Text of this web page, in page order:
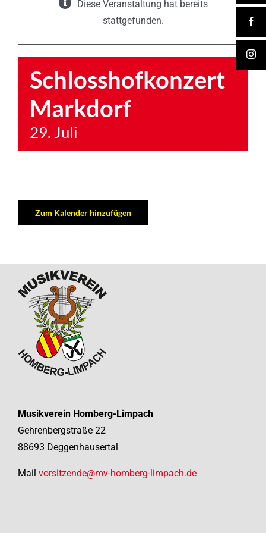
Diese Veranstaltung hat bereits
stattgefunden.
Schlosshofkonzert
Markdorf
29. Juli
Zum Kalender hinzufügen
Verabschiedung Pfarrer Schmidt
Musikverein Homberg-Limpach
Gehrenbergstraße 22
88693 Deggenhausertal
Mail vorsitzende@mv-homberg-limpach.de